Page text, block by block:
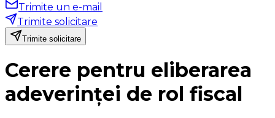
Trimite un e-mail
Trimite solicitare
Trimite solicitare
Cerere pentru eliberarea
adeverinței de rol fiscal